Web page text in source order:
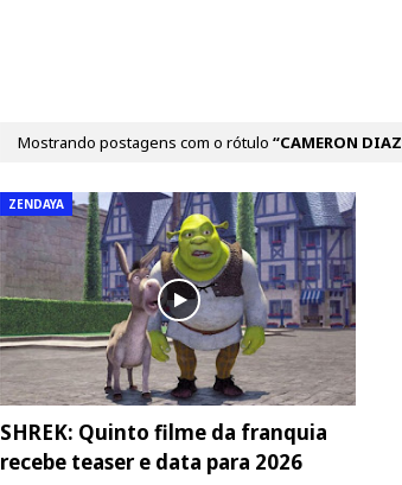
Mostrando postagens com o rótulo CAMERON DIAZ
ZENDAYA
SHREK: Quinto filme da franquia
recebe teaser e data para 2026